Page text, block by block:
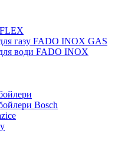
газу FADO INOX GAS
води FADO INOX
Bosch